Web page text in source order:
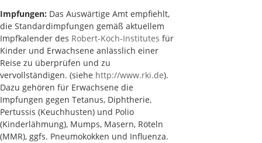
Impfungen: Das Auswärtige Amt empfiehlt,
die Standardimpfungen gemäß aktuellem
Impfkalender des Robert-Koch-Institutes für
Kinder und Erwachsene anlässlich einer
Reise zu überprüfen und zu
vervollständigen. (siehe http://www.rki.de).
Dazu gehören für Erwachsene die
Impfungen gegen Tetanus, Diphtherie,
Pertussis (Keuchhusten) und Polio
(Kinderlähmung), Mumps, Masern, Röteln
(MMR), ggfs. Pneumokokken und Influenza.